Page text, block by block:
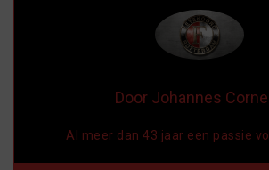
Door Johannes
Al meer dan 43 jaar een passie